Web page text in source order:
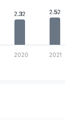
Data
2.32
2.32 2.52
2.52
2020 2021